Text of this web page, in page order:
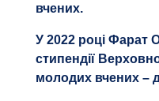
вчених.
У 2022 році Фарат
стипендії
молодих вчених –